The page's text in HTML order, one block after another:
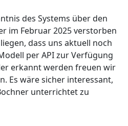
des Systems über den
im Februar 2025 verstorben
dass uns aktuell noch
per API zur Verfügung
erkannt werden freuen wir
Es wäre sicher interessant,
unterrichtet zu